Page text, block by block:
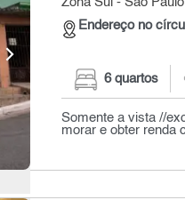
Zona Sul - São Paulo
Endereço no
6 quartos
Somente a vista //
morar e obter renda